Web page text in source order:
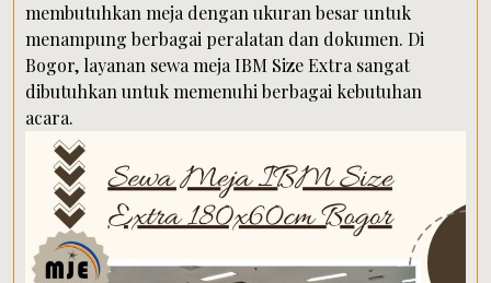
membutuhkan meja dengan ukuran besar untuk
menampung berbagai peralatan dan dokumen. Di
Bogor, layanan sewa meja IBM Size Extra sangat
dibutuhkan untuk memenuhi berbagai kebutuhan
acara.